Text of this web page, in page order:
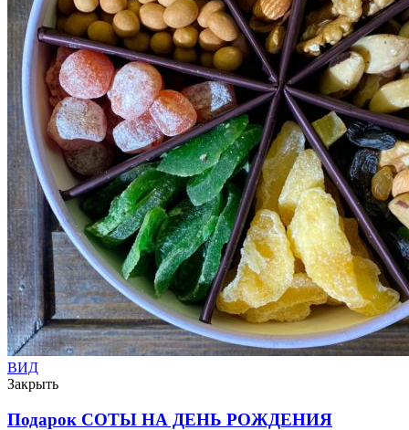
ВИД
Закрыть
Подарок СОТЫ НА ДЕНЬ РОЖДЕНИЯ